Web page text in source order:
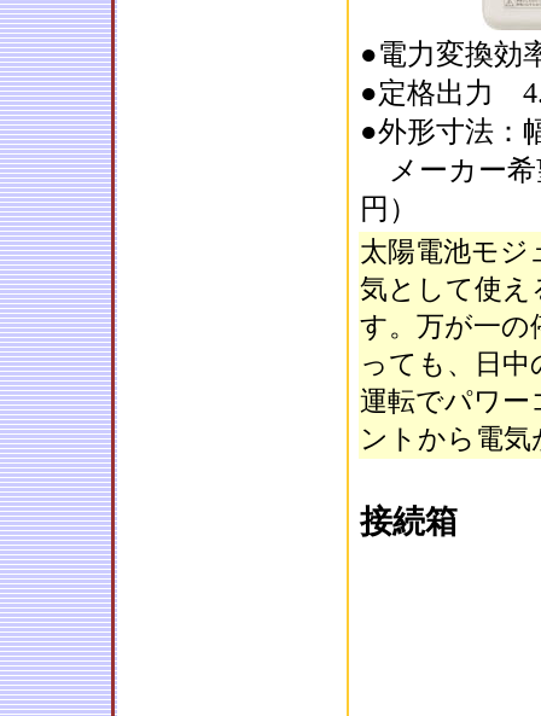
●電力変換効
●定格出力
●外形寸法：
メーカー
円）
太陽電池モジ
気として使え
す。万が一の
っても、日
運転でパワ
ントから電
接続箱